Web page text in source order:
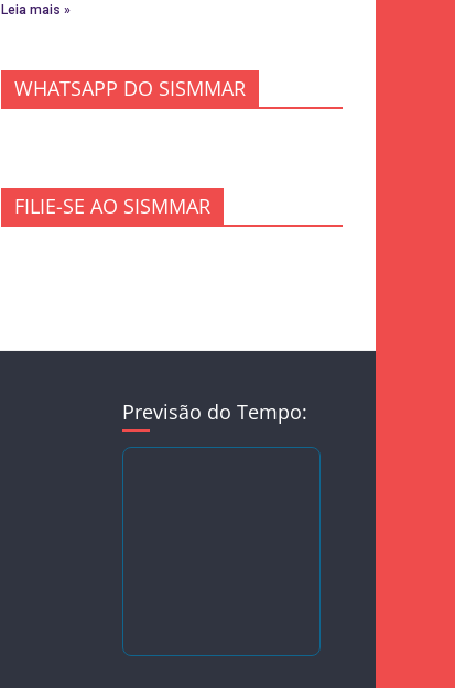
Leia mais »
WHATSAPP DO SISMMAR
FILIE-SE AO SISMMAR
Previsão do Tempo: